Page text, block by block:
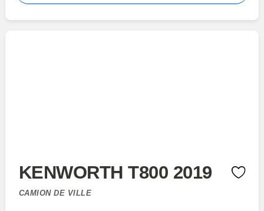
KENWORTH T800 2019
CAMION DE VILLE